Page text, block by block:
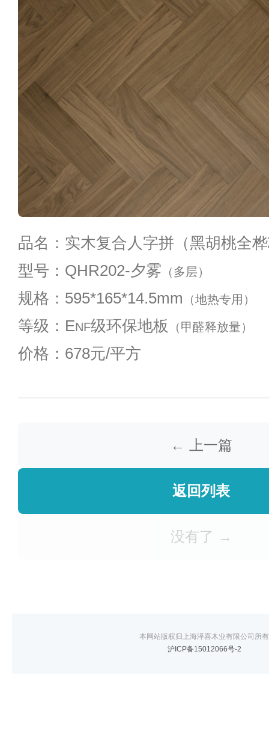
品名：实木复合人字拼（黑胡桃全
型号：QHR202-夕雾 （多层）
规格：595*165*14.5mm （地热专用）
等级：ENF级环保地板 （甲醛释放量）
价格：678元/平方
← 上一篇
返回列表
没有了 →
本网站版权归上海泽喜木业有限公司所有
沪ICP备15012066号-2